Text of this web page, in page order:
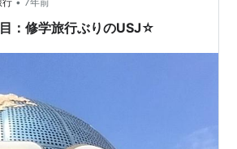
インク）との間にテーマパーク「ユ
オ・ジャパン(R)」の企画、建設及
契約を締結。
本契約を受け、商号を株式会社ユ
変更。
大阪市住之江区に移転。
ユニバーサル・スタジオ・インク
：修学旅行ぶりのUSJ☆